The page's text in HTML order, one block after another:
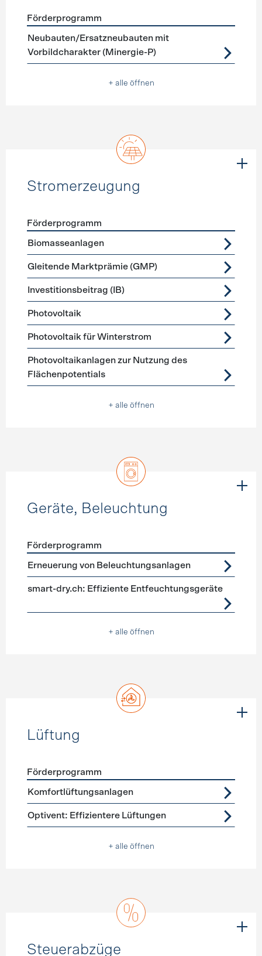
Förderprogramme Neubau
Förderprogramm
Neubauten/Ersatzneubauten mit
Vorbildcharakter (Minergie-P)
+ alle öffnen
Stromerzeugung
Förderprogramme
Förderprogramm
Biomasseanlagen
Gleitende Marktprämie (GMP)
Investitionsbeitrag (IB)
Photovoltaik
Photovoltaik für Winterstrom
Photovoltaikanlagen zur Nutzung des
Flächenpotentials
+ alle öffnen
Geräte, Beleuchtung
Förderprogramme Geräte, Beleuchtung
Förderprogramm
Erneuerung von Beleuchtungsanlagen
smart-dry.ch: Effiziente Entfeuchtungsgeräte
+ alle öffnen
Lüftung
Förderprogramme Lüftung
Förderprogramm
Komfortlüftungsanlagen
Optivent: Effizientere Lüftungen
+ alle öffnen
Steuerabzüge